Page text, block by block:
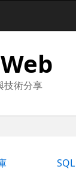
技術分享